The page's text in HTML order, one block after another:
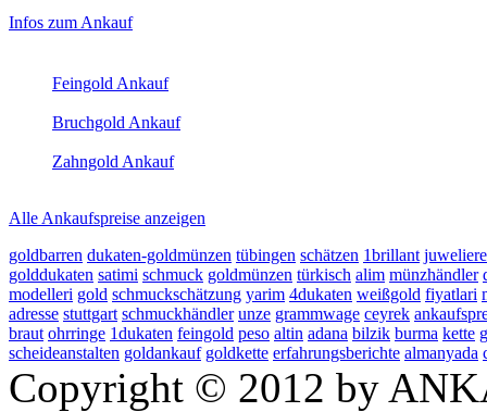
Sidebar
Infos zum Ankauf
Feingold Ankauf
Bruchgold Ankauf
Zahngold Ankauf
Alle Ankaufspreise anzeigen
goldbarren dukaten-goldmünzen tübingen schätzen 1brillant juweliere
golddukaten satimi schmuck goldmünzen türkisch alim münzhändler
modelleri gold schmuckschätzung yarim 4dukaten weißgold fiyatlari
adresse stuttgart schmuckhändler unze grammwage ceyrek
braut ohrringe 1dukaten feingold peso altin adana bilzik burma kette
scheideanstalten goldankauf goldkette erfahrungsberichte almanyada
Copyright © 2012 by